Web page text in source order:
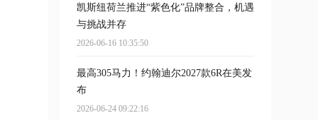
凯斯纽荷兰推进“紫色化”品牌整合，机遇
与挑战并存
2026-06-16 10:35:50
最高305马力！约翰迪尔2027款6R在美发
布
2026-06-24 09:22:16